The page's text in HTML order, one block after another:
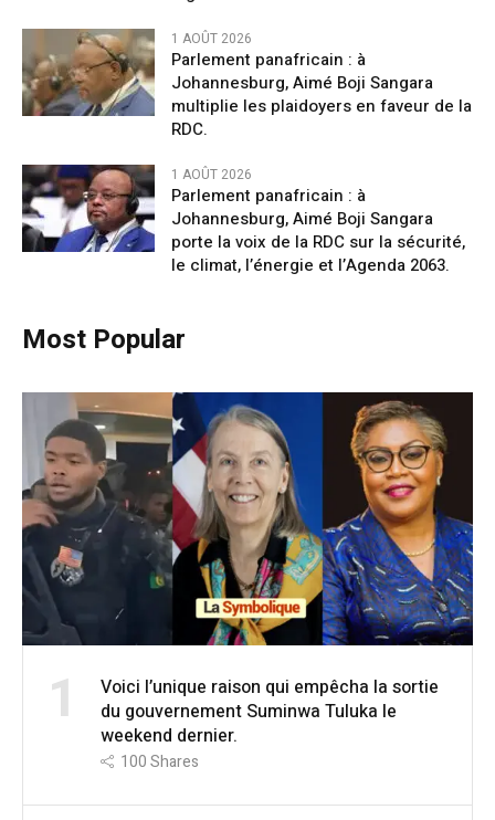
1 AOÛT 2026
Parlement panafricain : à
Johannesburg, Aimé Boji Sangara
multiplie les plaidoyers en faveur de la
RDC.
1 AOÛT 2026
Parlement panafricain : à
Johannesburg, Aimé Boji Sangara
porte la voix de la RDC sur la sécurité,
le climat, l’énergie et l’Agenda 2063.
Most Popular
1
Voici l’unique raison qui empêcha la sortie
du gouvernement Suminwa Tuluka le
weekend dernier.
100Shares